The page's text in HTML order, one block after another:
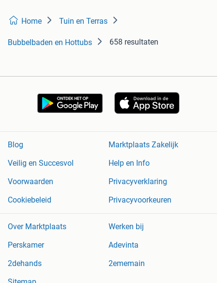
Home Tuin en Terras
Bubbelbaden en Hottubs 658 resultaten
Blog
Marktplaats Zakelijk
Veilig en Succesvol
Help en Info
Voorwaarden
Privacyverklaring
Cookiebeleid
Privacyvoorkeuren
Over Marktplaats
Werken bij
Perskamer
Adevinta
2dehands
2ememain